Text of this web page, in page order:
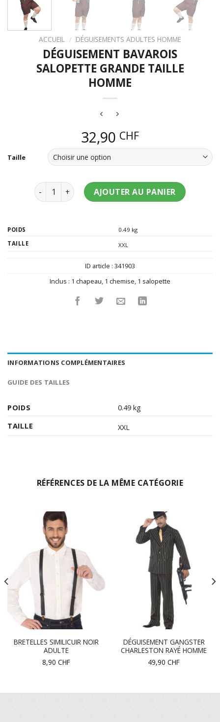
ACCUEIL / DÉGUISEMENTS ADULTES HOMME
DÉGUISEMENT BAVAROIS
SALOPETTE GRANDE TAILLE
HOMME
32,90 CHF
Taille
quantité de Déguisement Bavarois salopette
AJOUTER AU PANIER
POIDS
0.49 kg
TAILLE
XXL
ID article : 341903
Inclus : 1 chapeau, 1 chemise, 1 salopette
INFORMATIONS COMPLÉMENTAIRES
GUIDE DES TAILLES
POIDS
0.49 kg
TAILLE
XXL
RÉFÉRENCES DE LA MÊME CATÉGORIE
BRETELLES SIMILICUIR NOIR
ADULTE
8,90 CHF
DÉGUISEMENT GANGSTER
CHARLESTON RAYÉ HOMME
49,90 CHF